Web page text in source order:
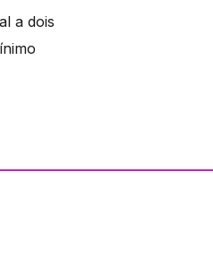
a dois
ao Facebook
ao